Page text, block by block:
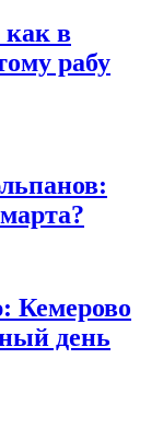
в
рабу
Кемерово
день